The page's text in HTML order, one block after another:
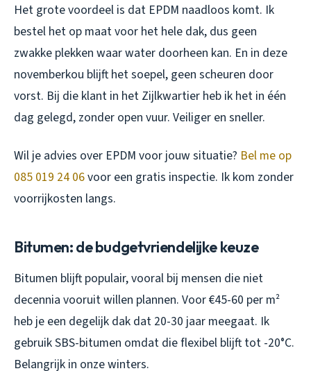
Het grote voordeel is dat EPDM naadloos komt. Ik
bestel het op maat voor het hele dak, dus geen
zwakke plekken waar water doorheen kan. En in deze
novemberkou blijft het soepel, geen scheuren door
vorst. Bij die klant in het Zijlkwartier heb ik het in één
dag gelegd, zonder open vuur. Veiliger en sneller.
Wil je advies over EPDM voor jouw situatie? Bel me op
085 019 24 06voor een gratis inspectie. Ik kom zonder
voorrijkosten langs.
Bitumen: de budgetvriendelijke keuze
Bitumen blijft populair, vooral bij mensen die niet
decennia vooruit willen plannen. Voor €45-60 per m²
heb je een degelijk dak dat 20-30 jaar meegaat. Ik
gebruik SBS-bitumen omdat die flexibel blijft tot -20°C.
Belangrijk in onze winters.